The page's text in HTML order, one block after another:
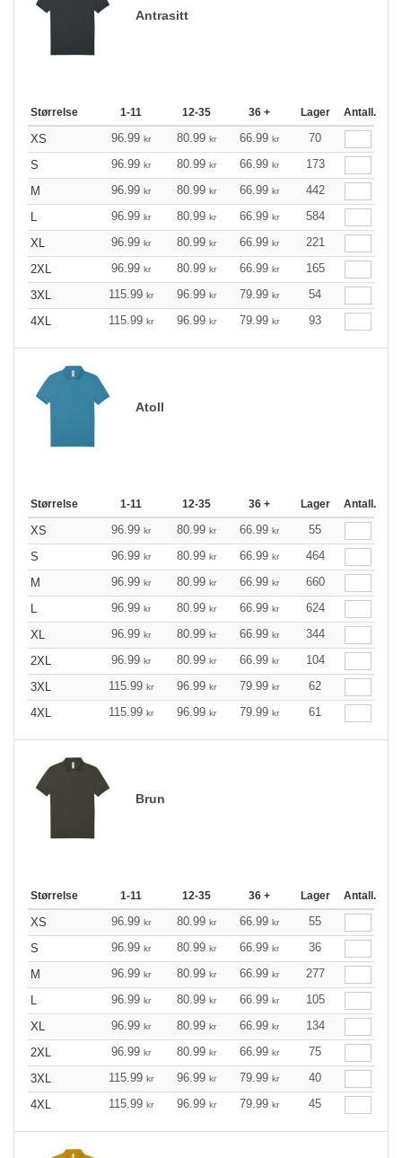
Antrasitt
Størrelse 1-11 12-35 36 + Lager Antall.
XS 96.99 kr 80.99 kr 66.99 kr
70
S
96.99 kr 80.99 kr 66.99 kr
173
M
96.99 kr 80.99 kr 66.99 kr
442
L
96.99 kr 80.99 kr 66.99 kr
584
XL
96.99 kr 80.99 kr 66.99 kr
221
2XL
96.99 kr 80.99 kr 66.99 kr
165
3XL
115.99 kr 96.99 kr 79.99 kr
54
4XL
115.99 kr 96.99 kr 79.99 kr 93
Atoll
Størrelse 1-11 12-35 36 + Lager Antall.
XS 96.99 kr 80.99 kr 66.99 kr
55
S
96.99 kr 80.99 kr 66.99 kr
464
M
96.99 kr 80.99 kr 66.99 kr
660
L
96.99 kr 80.99 kr 66.99 kr
624
XL
96.99 kr 80.99 kr 66.99 kr
344
2XL
96.99 kr 80.99 kr 66.99 kr
104
3XL
115.99 kr 96.99 kr 79.99 kr
62
4XL
115.99 kr 96.99 kr 79.99 kr 61
Brun
Størrelse 1-11 12-35 36 + Lager Antall.
XS 96.99 kr 80.99 kr 66.99 kr
55
S
96.99 kr 80.99 kr 66.99 kr
36
M
96.99 kr 80.99 kr 66.99 kr
277
L
96.99 kr 80.99 kr 66.99 kr
105
XL
96.99 kr 80.99 kr 66.99 kr
134
2XL
96.99 kr 80.99 kr 66.99 kr
75
3XL
115.99 kr 96.99 kr 79.99 kr
40
4XL
115.99 kr 96.99 kr 79.99 kr 45